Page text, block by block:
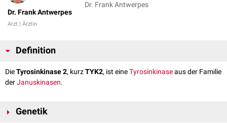
Dr. Frank Antwerpes
Arzt | Ärztin
Dr. Frank Antwerpes
Definition
DieTyrosinkinase 2, kurzTYK2, ist eineTyrosinkinaseaus der Familie
derJanuskinasen.
Genetik